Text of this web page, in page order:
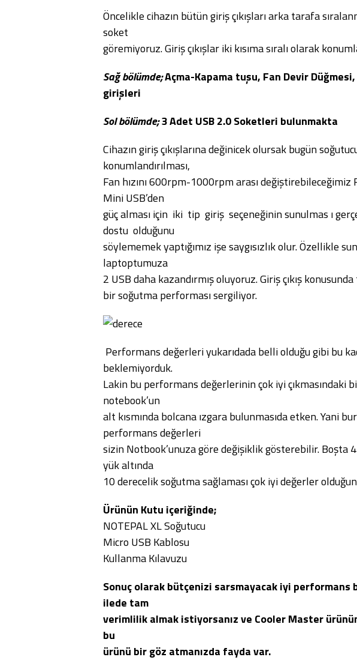
Öncelikle cihazın bütün giriş çıkışları arka tarafa
soket
göremiyoruz. Giriş çıkışlar iki kısıma sıralı olarak
Sağ bölümde;Açma-Kapama tuşu, Fan Devir
girişleri
Sol bölümde;3 Adet USB 2.0 Soketleri bulunmakta
Cihazın giriş çıkışlarına değinicek olursak bugün
konumlandırılması,
Fan hızını 600rpm-1000rpm arası
Mini USB’den
güç alması için iki tip giriş seçeneğinin sunulmas ı
dostu olduğunu
söylememek yaptığımız işe saygısızlık olur. Özellikle
laptoptumuza
2 USB daha kazandırmış oluyoruz. Giriş çıkış
bir soğutma performası sergiliyor.
Performans değerleri yukarıdada belli olduğu gibi bu
beklemiyorduk.
Lakin bu performans değerlerinin çok iyi çıkmasındaki
notebook’un
alt kısmında bolcana ızgara bulunmasıda etken. Yani
performans değerleri
sizin Notbook’unuza göre değişiklik gösterebilir. Boşta
yük altında
10 derecelik soğutma sağlaması çok iyi değerler
Ürünün Kutu içeriğinde;
NOTEPAL XL Soğutucu
Micro USB Kablosu
Kullanma Kılavuzu
Sonuç olarak bütçenizi sarsmayacak iyi performans
ilede tam
verimlilikalmak istiyorsanız ve Cooler Master
bu
ürünü bir göz atmanızda fayda var.